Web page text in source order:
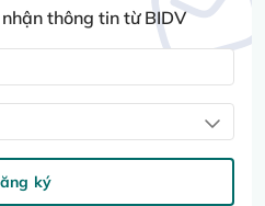
thông tin từ BIDV
ký